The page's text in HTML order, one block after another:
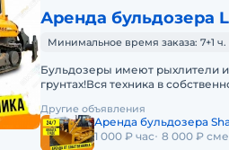
Аренда бульдозера
Минимальное время заказа: 7+1 ч.
Бульдозеры имеют рыхлители
грунтах!Вся техника в
Другие объявления
Аренда бульдозера
1 000 ₽ час 8 000 ₽